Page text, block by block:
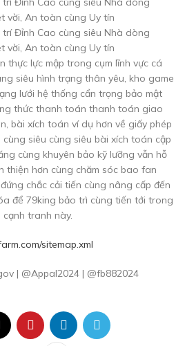
thực lực mập trong cụm lĩnh vực cá
siêu hình trạng thân yêu, kho game
lưới hệ thống cẩn trọng bảo mật
thức thanh toán thanh toán giao
bài xích toán ví dụ hơn về giấy phép
siêu cùng siêu bài xích toán cập
cùng khuyên bảo kỹ lưỡng vẫn hỗ
thiện hơn cùng chăm sóc bao fan
chắc cải tiến cùng nâng cấp đến
để 79king bảo trì cùng tiến tới trong
tranh này.
sitemap.xml
| @Appal2024 | @fb882024